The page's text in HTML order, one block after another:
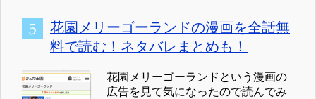
花園メリーゴーランドの漫画を全話無
料で読む！ネタバレまとめも！
花園メリーゴーランドという漫画の
広告を見て気になったので読んでみ